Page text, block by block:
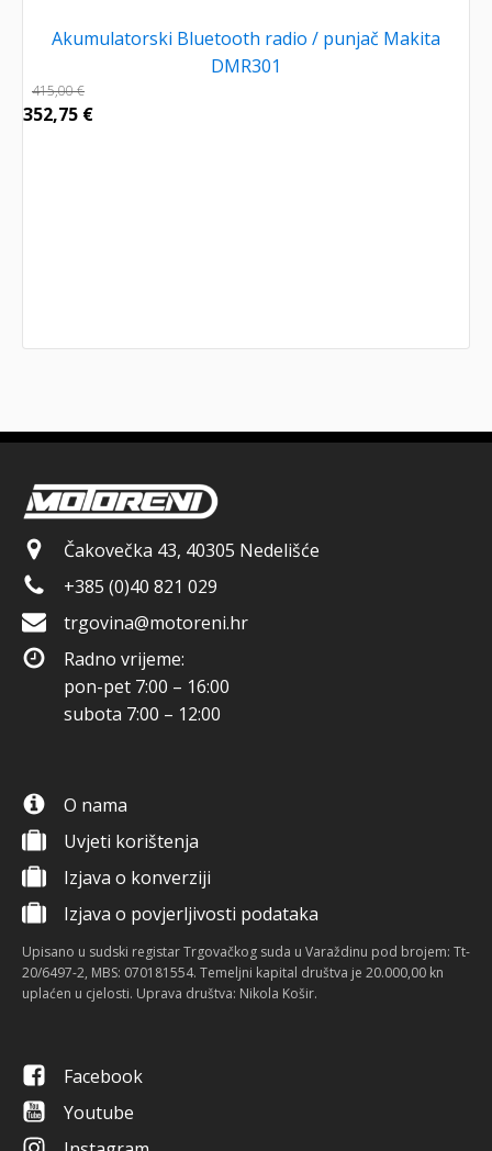
Akumulatorski Bluetooth radio / punjač Makita
DMR301
415,00€
352,75 €
Čakovečka 43, 40305 Nedelišće
+385 (0)40 821 029
trgovina@motoreni.hr
Radno vrijeme:
pon-pet 7:00 – 16:00
subota 7:00 – 12:00
O nama
Uvjeti korištenja
Izjava o konverziji
Izjava o povjerljivosti podataka
Upisano u sudski registar Trgovačkog suda u Varaždinu pod brojem: Tt-
20/6497-2, MBS: 070181554. Temeljni kapital društva je 20.000,00 kn
uplaćen u cjelosti. Uprava društva: Nikola Košir.
Facebook
Youtube